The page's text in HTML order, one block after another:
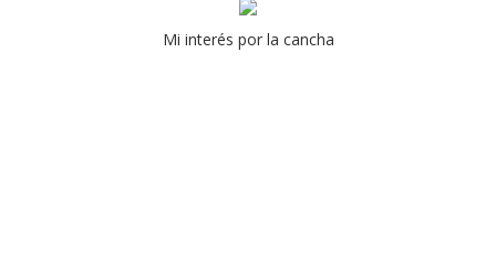
Mi interés por la cancha